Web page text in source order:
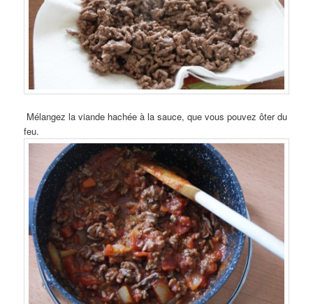
Mélangez la viande hachée à la sauce, que vous pouvez ôter du
feu.